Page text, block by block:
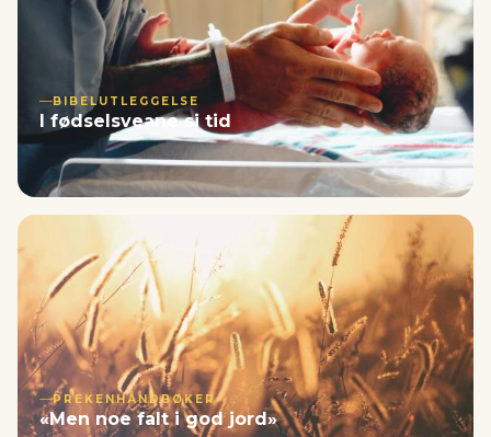
BIBELUTLEGGELSE
I fødselsveane si tid
PREKENHÅNDBØKER
«Men noe falt i god jord»